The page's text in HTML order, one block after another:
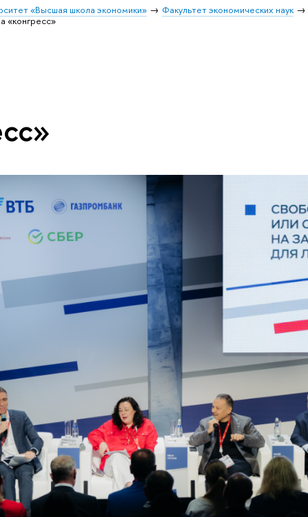
«Высшая школа экономики» Факультет экономических наук
«конгресс»